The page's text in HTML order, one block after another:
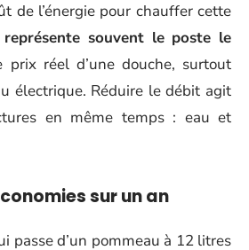
de l’énergie pour chauffer cette
représente souvent le poste le
prix réel d’une douche, surtout
électrique. Réduire le débit agit
en même temps : eau et
sur un an
passe d’un pommeau à 12 litres